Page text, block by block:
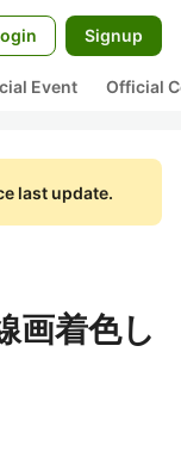
Signup
Event Official
last update.
画着色し